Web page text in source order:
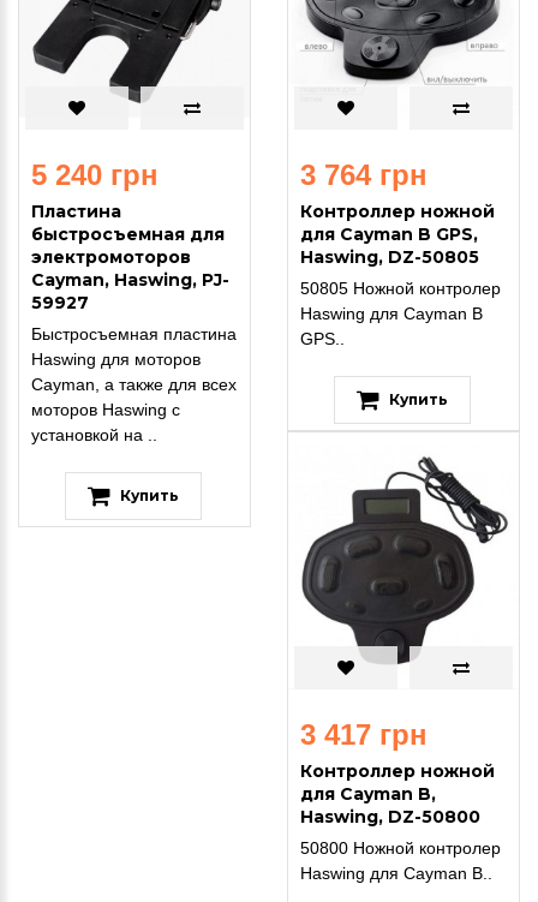
5 240 грн
Пластина
быстросъемная для
электромоторов
Cayman, Haswing, PJ-
59927
Быстросъемная пластина
Haswing для моторов
Cayman, а также для всех
моторов Haswing с
установкой на ..
Купить
3 764 грн
Контроллер ножной
для Cayman B GPS,
Haswing, DZ-50805
50805 Ножной контролер
Haswing для Cayman B
GPS..
Купить
3 417 грн
Контроллер ножной
для Cayman B,
Haswing, DZ-50800
50800 Ножной контролер
Haswing для Cayman B..